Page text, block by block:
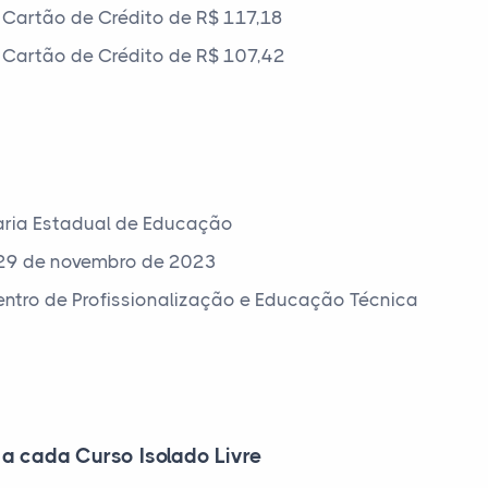
de Crédito de R$ 117,18
de Crédito de R$ 107,42
Estadual de Educação
de novembro de 2023
de Profissionalização e Educação Técnica
cada Curso Isolado Livre